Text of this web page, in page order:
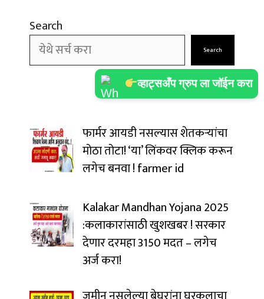
व्हाट्सअँप ग्रुप ला जॉईन करा
Search
Search
फार्मर आयडी नसल्यास शेतकऱ्यांचा
मोठा तोटा! ‘या’ लिंकवर क्लिक करून
लगेच बनवा ! farmer id
Kalakar Mandhan Yojana 2025
:कलाकारांसाठी खुशखबर ! सरकार
देणार दरमहा ₹3150 मदत – लगेच
अर्ज करा!